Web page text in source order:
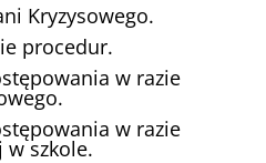
Kryzysowego.
procedur.
w razie
w razie
w szkole.